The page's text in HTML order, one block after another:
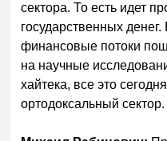
сектора. То есть идет
государственных
финансовые потоки
на научные
хайтека, все это
ортодоксальный сектор.